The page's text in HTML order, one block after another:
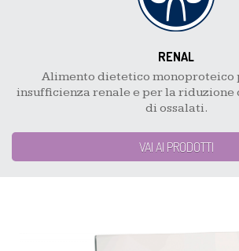
RENAL
Alimento dietetico monoproteico
insufficienza renale e per la riduzione
di ossalati.
VAI AI PRODOTTI